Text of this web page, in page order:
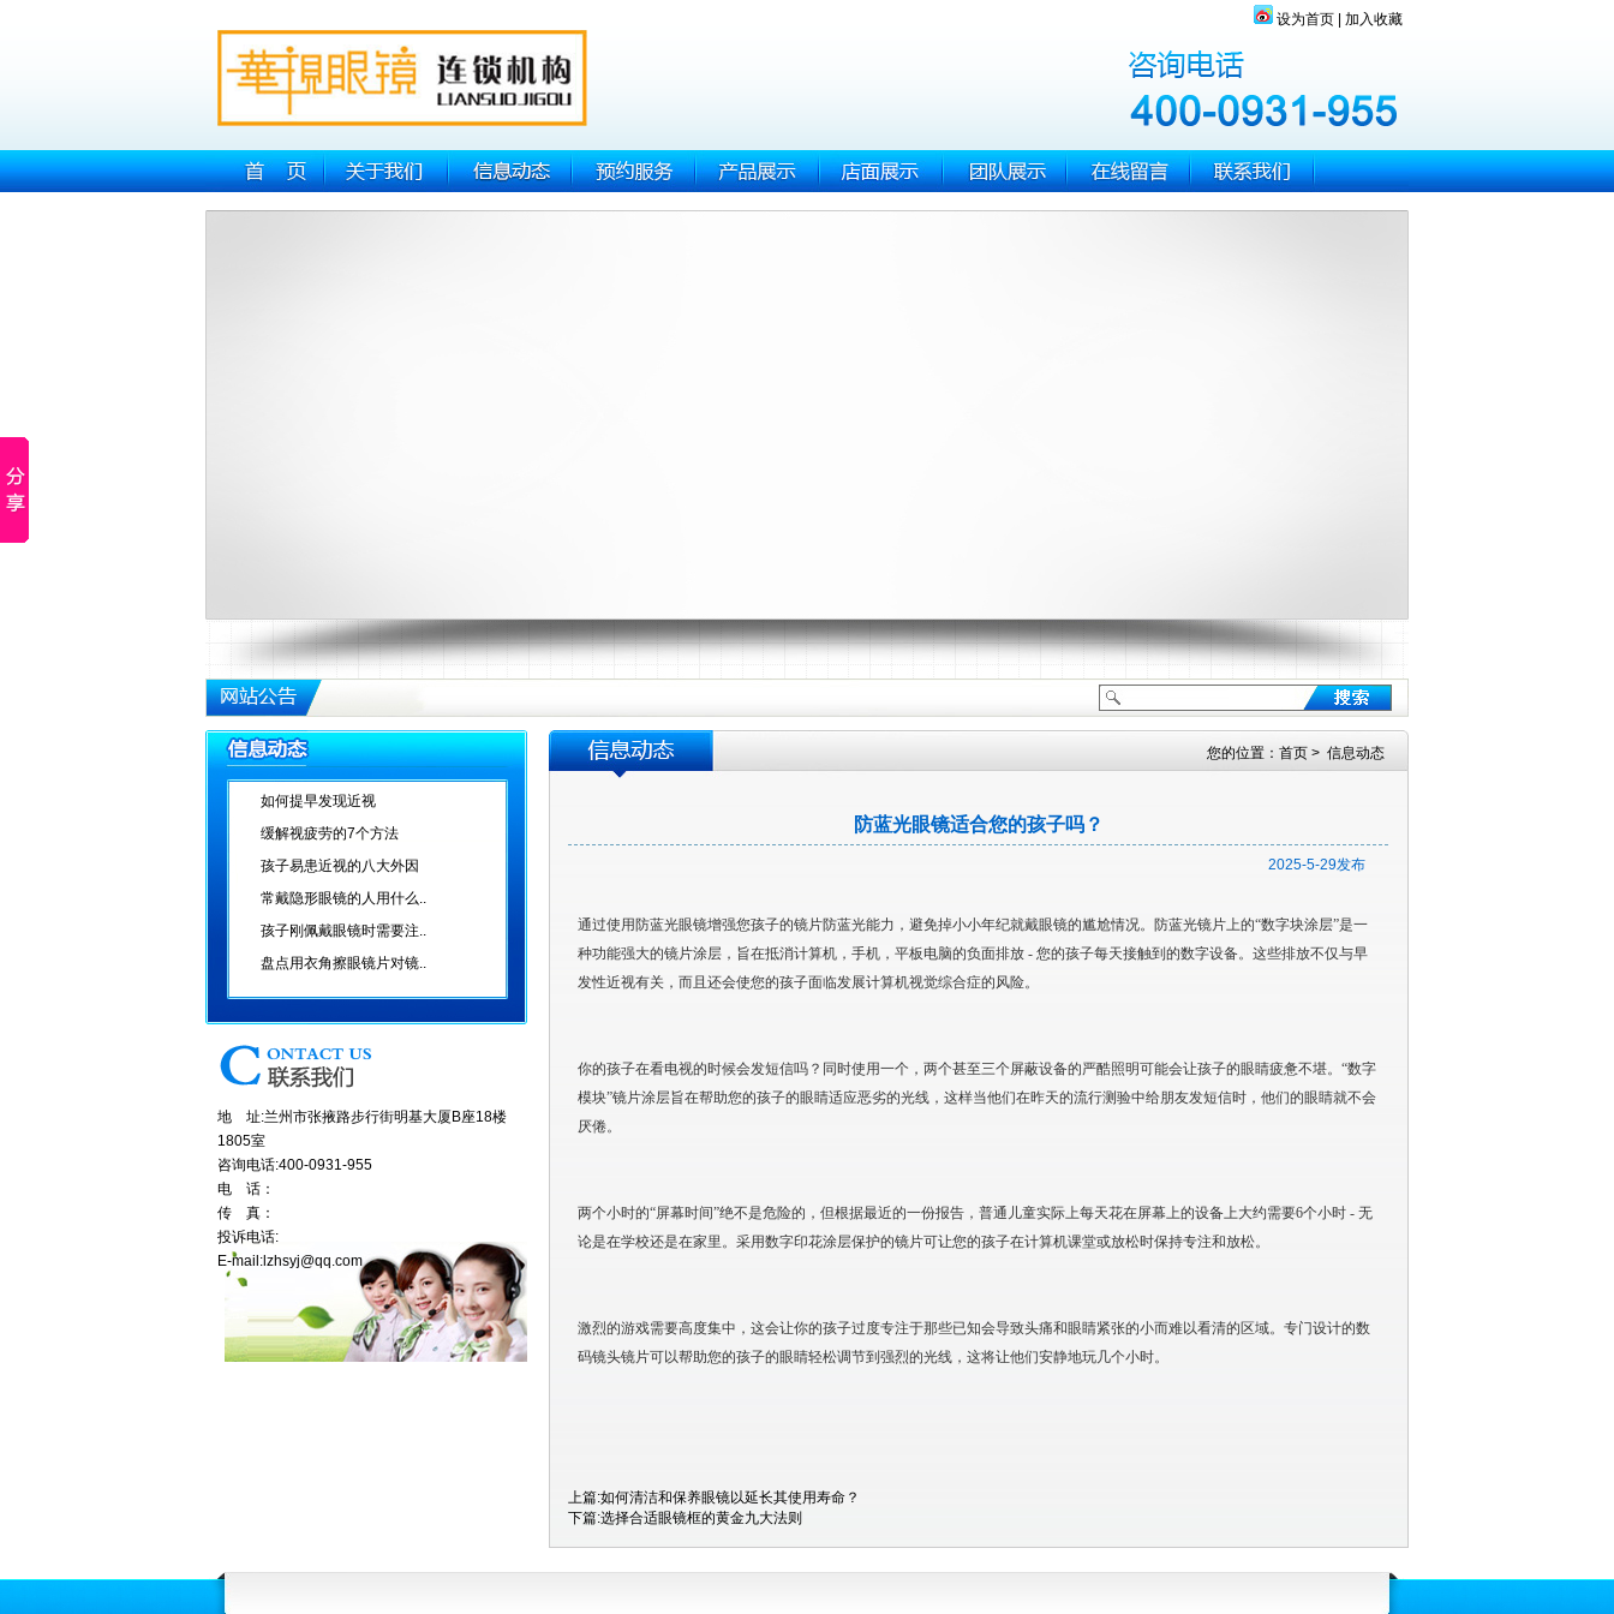
设为首页 加入收藏
如何提早发现近视
缓解视疲劳的7个方法
孩子易患近视的八大外因
常戴隐形眼镜的人用什么..
孩子刚佩戴眼镜时需要注..
盘点用衣角擦眼镜片对镜..
地 址:兰州市张掖路步行街明基大厦B座18楼
1805室
咨询电话:400-0931-955
电 话：
传 真：
投诉电话:
E-mail:lzhsyj@qq.com
您的位置：首页 > 信息动态
防蓝光眼镜适合您的孩子吗？
2025-5-29发布
通过使用防蓝光眼镜增强您孩子的镜片防蓝光能力，避免掉小小年纪就戴眼镜的尴尬情况。防蓝光镜片上的“数字块涂层”是一
种功能强大的镜片涂层，旨在抵消计算机，手机，平板电脑的负面排放 - 您的孩子每天接触到的数字设备。这些排放不仅与早
发性近视有关，而且还会使您的孩子面临发展计算机视觉综合症的风险。
你的孩子在看电视的时候会发短信吗？同时使用一个，两个甚至三个屏蔽设备的严酷照明可能会让孩子的眼睛疲惫不堪。“数字
模块”镜片涂层旨在帮助您的孩子的眼睛适应恶劣的光线，这样当他们在昨天的流行测验中给朋友发短信时，他们的眼睛就不会
厌倦。
两个小时的“屏幕时间”绝不是危险的，但根据最近的一份报告，普通儿童实际上每天花在屏幕上的设备上大约需要6个小时 - 无
论是在学校还是在家里。采用数字印花涂层保护的镜片可让您的孩子在计算机课堂或放松时保持专注和放松。
激烈的游戏需要高度集中，这会让你的孩子过度专注于那些已知会导致头痛和眼睛紧张的小而难以看清的区域。专门设计的数
码镜头镜片可以帮助您的孩子的眼睛轻松调节到强烈的光线，这将让他们安静地玩几个小时。
上篇:如何清洁和保养眼镜以延长其使用寿命？
下篇:选择合适眼镜框的黄金九大法则